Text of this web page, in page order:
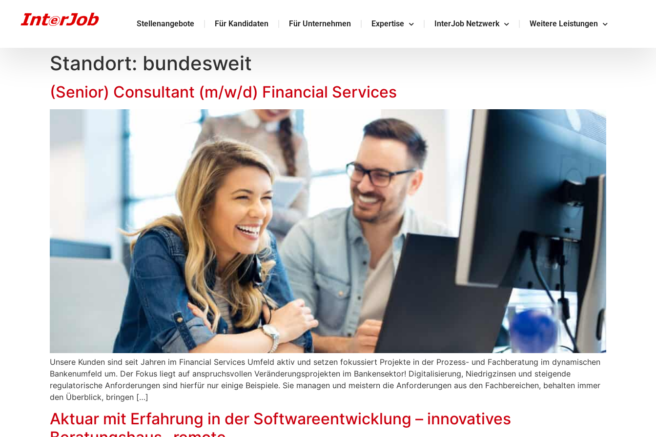
Stellenangebote Für Kandidaten Für Unternehmen Expertise InterJob Netzwerk Weitere Leistungen
Standort: bundesweit
(Senior) Consultant (m/w/d) Financial Services
Unsere Kunden sind seit Jahren im Financial Services Umfeld aktiv und setzen fokussiert Projekte in der Prozess- und Fachberatung im dynamischen
Bankenumfeld um. Der Fokus liegt auf anspruchsvollen Veränderungsprojekten im Bankensektor! Digitalisierung, Niedrigzinsen und steigende
regulatorische Anforderungen sind hierfür nur einige Beispiele. Sie managen und meistern die Anforderungen aus den Fachbereichen, behalten immer
den Überblick, bringen […]
Aktuar mit Erfahrung in der Softwareentwicklung – innovatives